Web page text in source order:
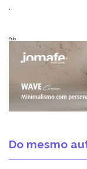
.
Pub
Do mesmo